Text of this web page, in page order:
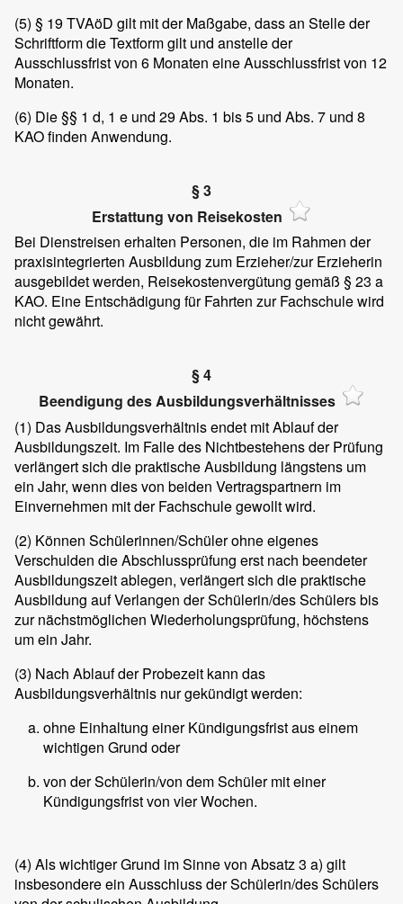
(5) § 19 TVAöD gilt mit der Maßgabe, dass an Stelle der
Schriftform die Textform gilt und anstelle der
Ausschlussfrist von 6 Monaten eine Ausschlussfrist von 12
Monaten.
(6) Die §§ 1 d, 1 e und 29 Abs. 1 bis 5 und Abs. 7 und 8
KAO finden Anwendung.
§ 3
Erstattung von Reisekosten
Bei Dienstreisen erhalten Personen, die im Rahmen der
praxisintegrierten Ausbildung zum Erzieher/zur Erzieherin
ausgebildet werden, Reisekostenvergütung gemäß § 23 a
KAO. Eine Entschädigung für Fahrten zur Fachschule wird
nicht gewährt.
§ 4
Beendigung des Ausbildungsverhältnisses
(1) Das Ausbildungsverhältnis endet mit Ablauf der
Ausbildungszeit. Im Falle des Nichtbestehens der Prüfung
verlängert sich die praktische Ausbildung längstens um
ein Jahr, wenn dies von beiden Vertragspartnern im
Einvernehmen mit der Fachschule gewollt wird.
(2) Können Schülerinnen/Schüler ohne eigenes
Verschulden die Abschlussprüfung erst nach beendeter
Ausbildungszeit ablegen, verlängert sich die praktische
Ausbildung auf Verlangen der Schülerin/des Schülers bis
zur nächstmöglichen Wiederholungsprüfung, höchstens
um ein Jahr.
(3) Nach Ablauf der Probezeit kann das
Ausbildungsverhältnis nur gekündigt werden:
ohne Einhaltung einer Kündigungsfrist aus einem
wichtigen Grund oder
von der Schülerin/von dem Schüler mit einer
Kündigungsfrist von vier Wochen.
(4) Als wichtiger Grund im Sinne von Absatz 3 a) gilt
insbesondere ein Ausschluss der Schülerin/des Schülers